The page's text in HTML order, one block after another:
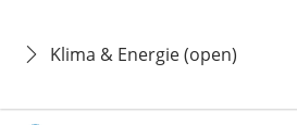
Klima & Energie (open)